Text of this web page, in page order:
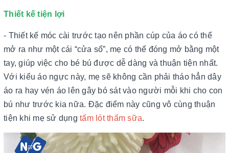
Thiết kế tiện lợi
- Thiết kế móc cài trước tạo nên phần cúp của áo có thể
mở ra như một cái “cửa sổ”, mẹ có thể đóng mở bằng một
tay, giúp việc cho bé bú được dễ dàng và thuận tiện nhất.
Với kiểu áo ngực này, mẹ sẽ không cần phải tháo hẳn dây
áo ra hay vén áo lên gây bó sát vào người mỗi khi cho con
bú như trước kia nữa. Đặc điểm này cũng vô cùng thuận
tiện khi mẹ sử dụng tấm lót thấm sữa.